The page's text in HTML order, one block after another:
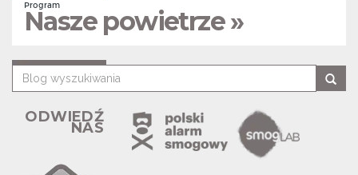
Program
Nasze powietrze »
ODWIEDŹ
NAS